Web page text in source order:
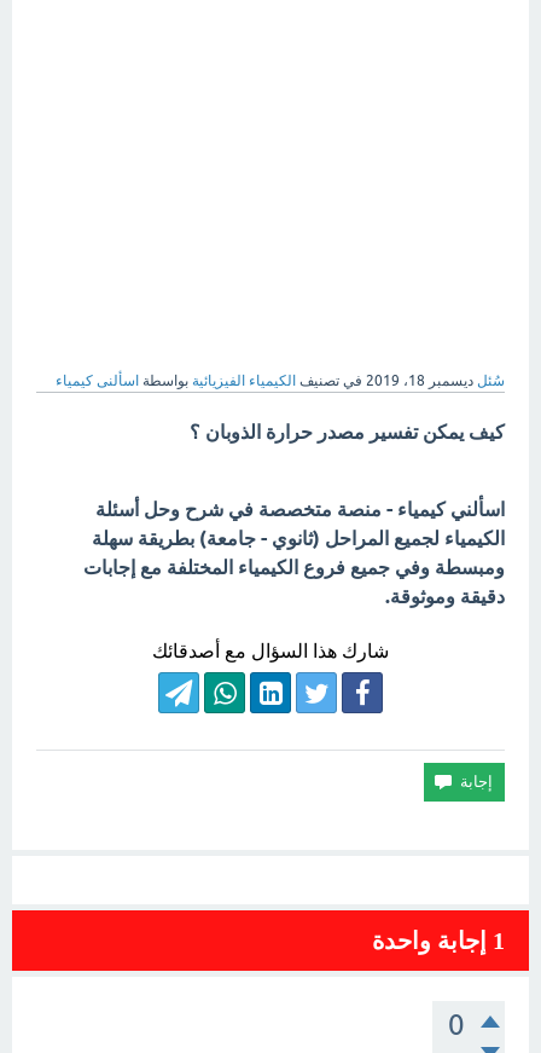
سُئل ديسمبر 18، 2019 في تصنيف الكيمياء الفيزيائية بواسطة اسألنى كيمياء
كيف يمكن تفسير مصدر حرارة الذوبان ؟
اسألني كيمياء - منصة متخصصة في شرح وحل أسئلة
الكيمياء لجميع المراحل (ثانوي - جامعة) بطريقة سهلة
ومبسطة وفي جميع فروع الكيمياء المختلفة مع إجابات
دقيقة وموثوقة.
شارك هذا السؤال مع أصدقائك
1 إجابة واحدة
0